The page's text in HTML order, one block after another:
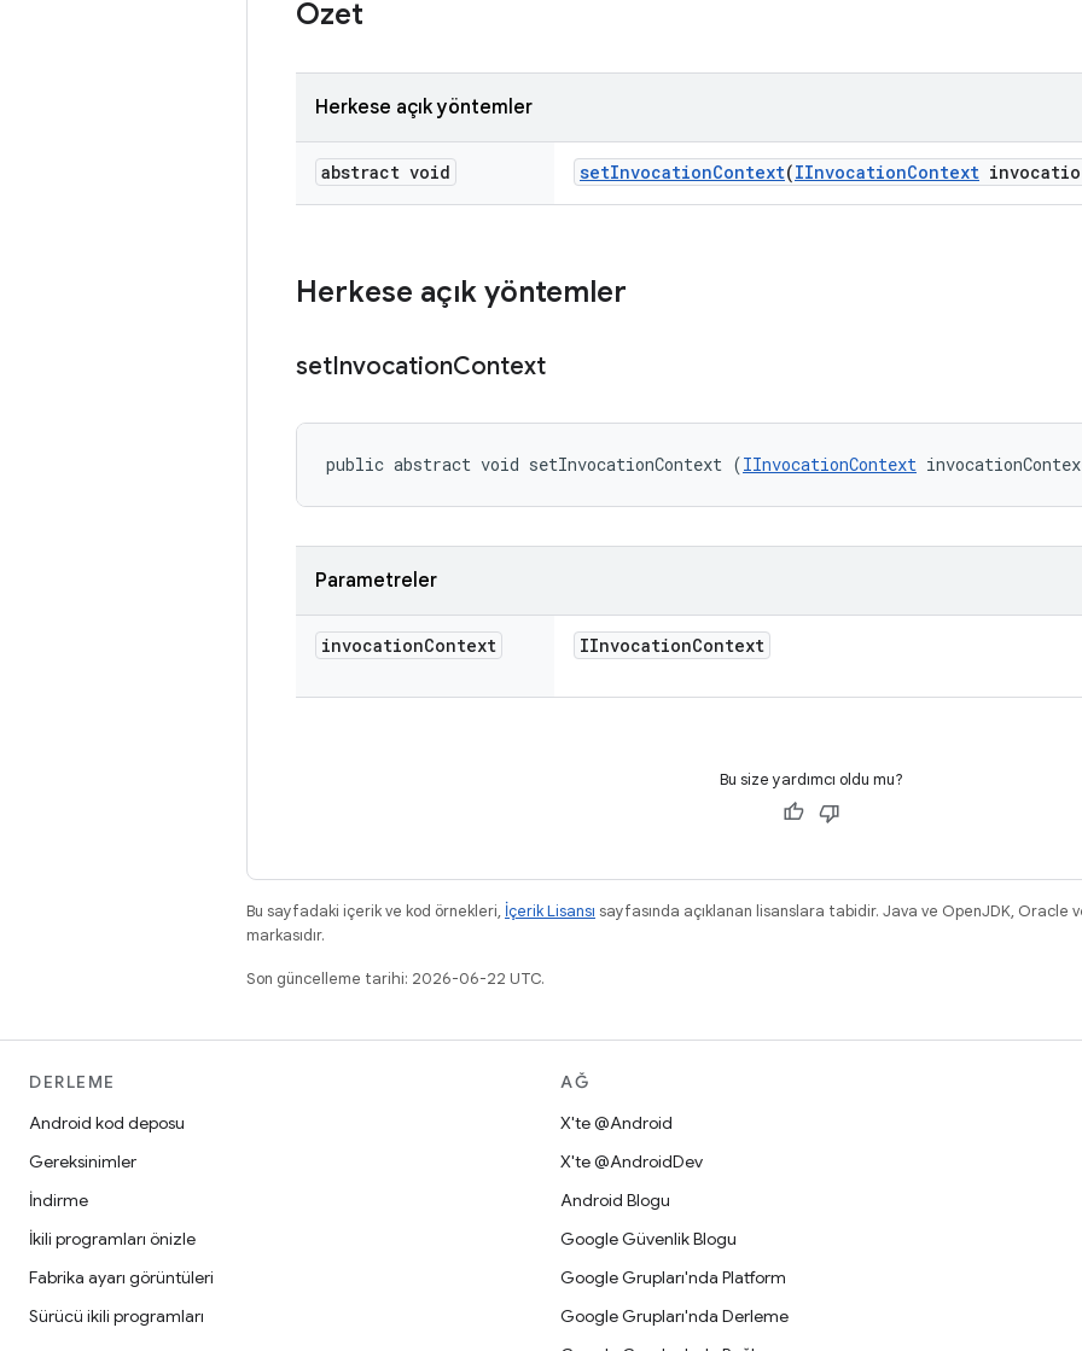
Özet
Herkese açık yöntemler
abstract void setInvocationContext(IInvocationContext
Herkese açık yöntemler
setInvocationContext
public abstract void setInvocationContext (IInvocationContext
Parametreler
invocationContext IInvocationContext
Bu size yardımcı oldu mu?
Bu sayfadaki içerik ve kod örnekleri, İçerik Lisansı sayfasında açıklanan lisanslara tabidir. Java ve OpenJDK, Oracle
markasıdır.
Son güncelleme tarihi: 2026-06-22 UTC.
DERLEME
Android kod deposu
Gereksinimler
İndirme
İkili programları önizle
Fabrika ayarı görüntüleri
Sürücü ikili programları
AĞ
X'te @Android
X'te @AndroidDev
Android Blogu
Google Güvenlik Blogu
Google Grupları'nda Platform
Google Grupları'nda Derleme